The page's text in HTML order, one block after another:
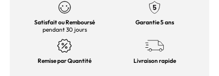
Satisfait ou Remboursé
pendant 30 jours
Garantie 5 ans
Remise par Quantité Livraison rapide